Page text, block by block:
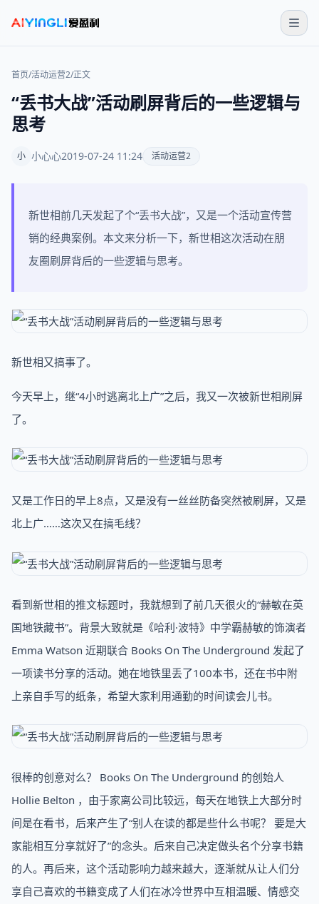
首页/活动运营2/正文
“丢书大战”活动刷屏背后的一些逻辑与
思考
小 小心心2019-07-24 11:24 活动运营2
新世相前几天发起了个“丢书大战”，又是一个活动宣传营
销的经典案例。本文来分析一下，新世相这次活动在朋
友圈刷屏背后的一些逻辑与思考。
新世相又搞事了。
今天早上，继“4小时逃离北上广”之后，我又一次被新世相刷屏
了。
又是工作日的早上8点，又是没有一丝丝防备突然被刷屏，又是
北上广……这次又在搞毛线？
看到新世相的推文标题时，我就想到了前几天很火的“赫敏在英
国地铁藏书”。背景大致就是《哈利·波特》中学霸赫敏的饰演者
Emma Watson 近期联合 Books On The Underground 发起了
一项读书分享的活动。她在地铁里丢了100本书，还在书中附
上亲自手写的纸条，希望大家利用通勤的时间读会儿书。
很棒的创意对么？ Books On The Underground 的创始人
Hollie Belton ，由于家离公司比较远，每天在地铁上大部分时
间是在看书，后来产生了“别人在读的都是些什么书呢？ 要是大
家能相互分享就好了”的念头。后来自己决定做头名个分享书籍
的人。再后来，这个活动影响力越来越大，逐渐就从让人们分
享自己喜欢的书籍变成了人们在冰冷世界中互相温暖、情感交